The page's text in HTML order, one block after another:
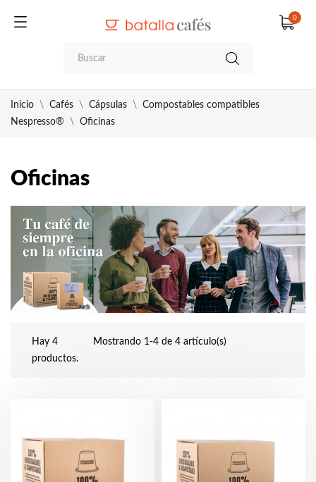
0
Inicio Cafés Cápsulas
Compostables compatibles
Nespresso®
Oficinas
Oficinas
Hay 4
productos.
Mostrando 1-4 de 4 artículo(s)